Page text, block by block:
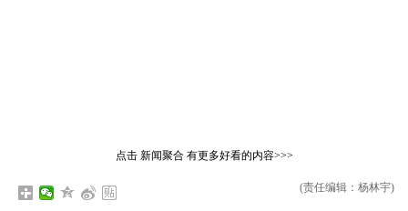
点击 新闻聚合有更多好看的内容>>>
(责任编辑：杨林宇)